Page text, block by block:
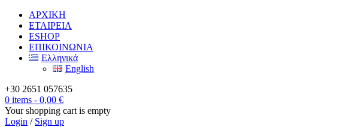
ΑΡΧΙΚΗ
ΕΤΑΙΡΕΙΑ
ESHOP
ΕΠΙΚΟΙΝΩΝΙΑ
Ελληνικά
English
+30 2651 057635
0 items - 0,00 €
Your shopping cart is empty
Login / Sign up